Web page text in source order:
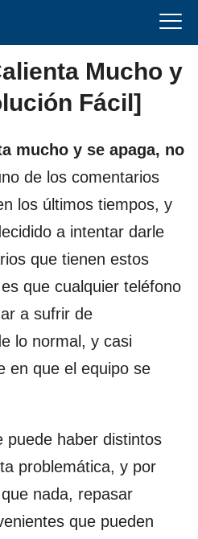
Mucho y
Fácil]
mucho y se apaga, no
de los comentarios
los últimos tiempos, y
a intentar darle
que tienen estos
que cualquier teléfono
a sufrir de
lo normal, y casi
en que el equipo se
puede haber distintos
problemática, y por
nada, repasar
que pueden